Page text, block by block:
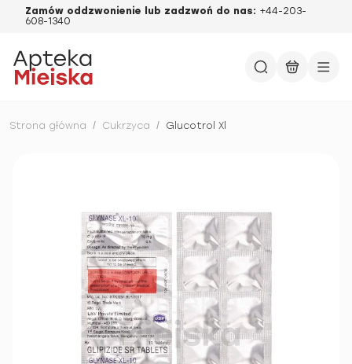
Zamów oddzwonienie lub zadzwoń do nas: +44-203-
608-1340
Strona główna / Cukrzyca / Glucotrol Xl